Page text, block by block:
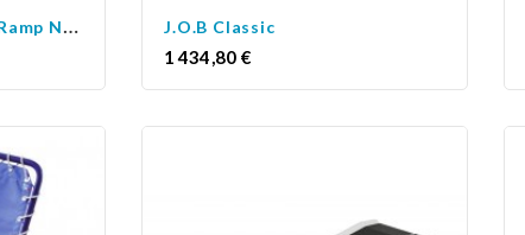
R
ampe amovible Shop Ramp New J.O.B Classic
Prix
1 434,80 €